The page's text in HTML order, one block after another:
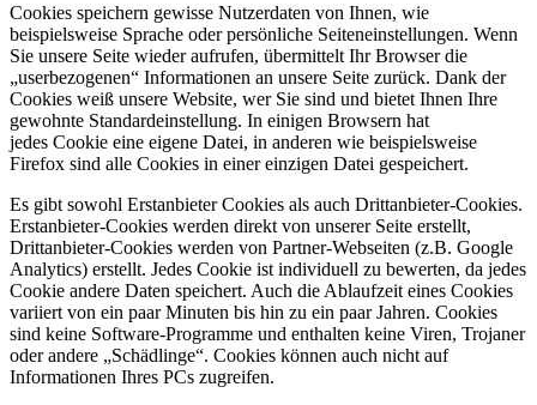
Cookies speichern gewisse Nutzerdaten von Ihnen, wie
beispielsweise Sprache oder persönliche Seiteneinstellungen. Wenn
Sie unsere Seite wieder aufrufen, übermittelt Ihr Browser die
„userbezogenen“ Informationen an unsere Seite zurück. Dank der
Cookies weiß unsere Website, wer Sie sind und bietet Ihnen Ihre
gewohnte Standardeinstellung. In einigen Browsern hat
jedes Cookie eine eigene Datei, in anderen wie beispielsweise
Firefox sind alle Cookies in einer einzigen Datei gespeichert.
Es gibt sowohl Erstanbieter Cookies als auch Drittanbieter-Cookies.
Erstanbieter-Cookies werden direkt von unserer Seite erstellt,
Drittanbieter-Cookies werden von Partner-Webseiten (z.B. Google
Analytics) erstellt. Jedes Cookie ist individuell zu bewerten, da jedes
Cookie andere Daten speichert. Auch die Ablaufzeit eines Cookies
variiert von ein paar Minuten bis hin zu ein paar Jahren. Cookies
sind keine Software-Programme und enthalten keine Viren, Trojaner
oder andere „Schädlinge“. Cookies können auch nicht auf
Informationen Ihres PCs zugreifen.